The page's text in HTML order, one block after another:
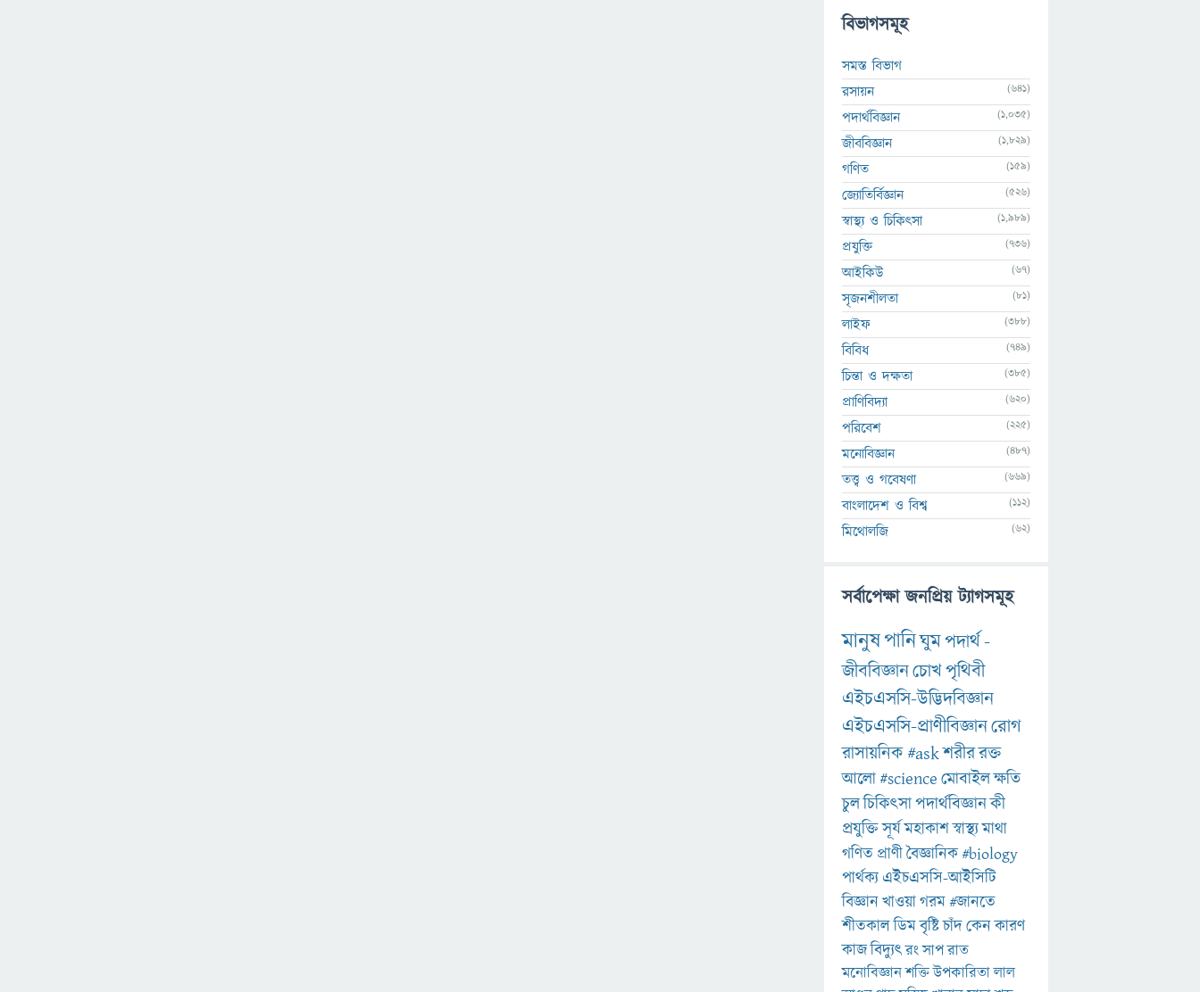
বিভাগসমূহ
সমস্ত বিভাগ
রসায়ন
(641)
পদার্থবিজ্ঞান (1,035)
জীববিজ্ঞান (1,829)
গণিত (159)
জ্যোতির্বিজ্ঞান (526)
স্বাস্থ্য ও চিকিৎসা (1,989)
প্রযুক্তি (736)
আইকিউ (67)
সৃজনশীলতা (81)
লাইফ (388)
বিবিধ (749)
চিন্তা ও দক্ষতা (385)
প্রাণিবিদ্যা (620)
পরিবেশ (225)
মনোবিজ্ঞান (487)
তত্ত্ব ও গবেষণা (669)
বাংলাদেশ ও বিশ্ব (112)
মিথোলজি (62)
সর্বাপেক্ষা জনপ্রিয় ট্যাগসমূহ
মানুষপানিঘুমপদার্থ-
জীববিজ্ঞানচোখপৃথিবী
এইচএসসি-উদ্ভিদবিজ্ঞান
এইচএসসি-প্রাণীবিজ্ঞানরোগ
রাসায়নিক#askশরীররক্ত
আলো#scienceমোবাইলক্ষতি
চুলচিকিৎসাপদার্থবিজ্ঞানকী
প্রযুক্তিসূর্যমহাকাশস্বাস্থ্যমাথা
গণিত প্রাণীবৈজ্ঞানিক#biology
পার্থক্য এইচএসসি-আইসিটি
বিজ্ঞানখাওয়াগরম#জানতে
শীতকালডিমবৃষ্টিচাঁদকেনকারণ
কাজবিদ্যুৎরংসাপরাত
মনোবিজ্ঞানশক্তিউপকারিতালাল